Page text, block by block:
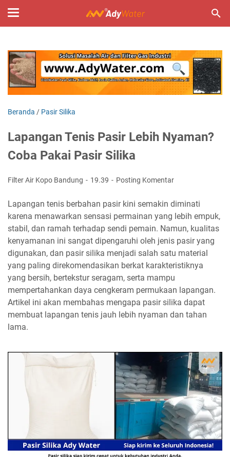
Beranda / Pasir Silika
Lapangan Tenis Pasir Lebih Nyaman?
Coba Pakai Pasir Silika
Filter Air Kopo Bandung 19.39 Posting Komentar
Lapangan tenis berbahan pasir kini semakin diminati
karena menawarkan sensasi permainan yang lebih empuk,
stabil, dan ramah terhadap sendi pemain. Namun, kualitas
kenyamanan ini sangat dipengaruhi oleh jenis pasir yang
digunakan, dan pasir silika menjadi salah satu material
yang paling direkomendasikan berkat karakteristiknya
yang bersih, bertekstur seragam, serta mampu
mempertahankan daya cengkeram permukaan lapangan.
Artikel ini akan membahas mengapa pasir silika dapat
membuat lapangan tenis jauh lebih nyaman dan tahan
lama.